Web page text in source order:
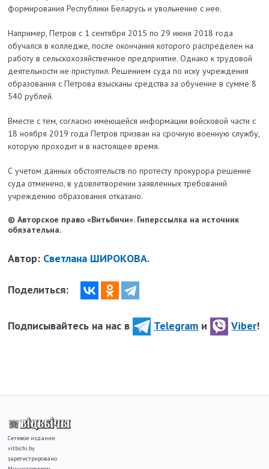
формирования Республики Беларусь и увольнение с нее.
Например, Петров с 1 сентября 2015 по 29 июня 2018 года
обучался в колледже, после окончания которого распределен на
работу в сельскохозяйственное предприятие. Однако к трудовой
деятельности не приступил. Решением суда по иску учреждения
образования с Петрова взысканы средства за обучение в сумме 8
540 рублей.
Вместе с тем, согласно имеющейся информации войсковой части с
18 ноября 2019 года Петров призван на срочную военную службу,
которую проходит и в настоящее время.
С учетом данных обстоятельств по протесту прокурора решение
суда отменено, в удовлетворении заявленных требований
учреждению образования отказано.
© Авторское право «Витьбичи». Гиперссылка на источник
обязательна.
Автор: Светлана ШИРОКОВА.
Поделиться:
Подписывайтесь на нас в Telegram и Viber!
Сетевое издание
vitbichi.by
зарегистрировано